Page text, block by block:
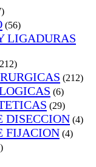
(56)
LIGADURAS
(212)
(6)
(29)
DISECCION (4)
FIJACION (4)